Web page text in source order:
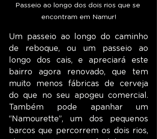
Passeio ao longo dos dois rios que se
encontram em Namur!
Um passeio ao longo do caminho
de reboque, ou um passeio ao
longo dos cais, e apreciará este
bairro agora renovado, que tem
muito menos fábricas de cerveja
do que no seu apogeu comercial.
Também pode apanhar um
“Namourette”, um dos pequenos
barcos que percorrem os dois rios,